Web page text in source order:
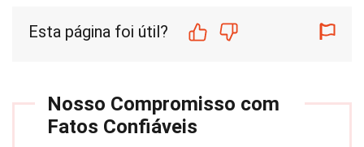
Esta página foi útil?
Nosso Compromisso com
Fatos Confiáveis